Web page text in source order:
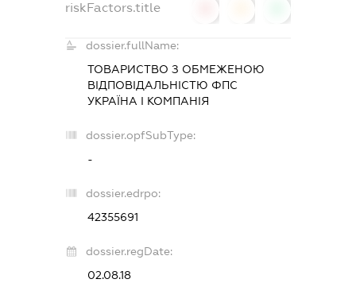
riskFactors.title
dossier.fullName:
ТОВАРИСТВО З ОБМЕЖЕНОЮ
ВІДПОВІДАЛЬНІСТЮ ФПС
УКРАЇНА І КОМПАНІЯ
dossier.opfSubType:
-
dossier.edrpo:
42355691
dossier.regDate:
02.08.18